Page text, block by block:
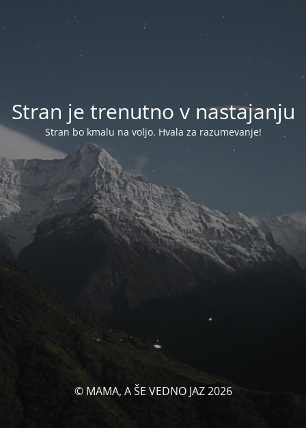
Stran je trenutno v nastajanju
Stran bo kmalu na voljo. Hvala za razumevanje!
© MAMA, A ŠE VEDNO JAZ 2026